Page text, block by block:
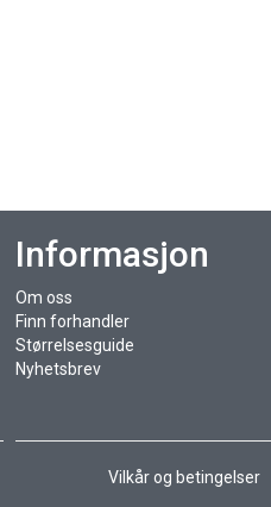
Informasjon
Om oss
Finn forhandler
Størrelsesguide
Nyhetsbrev
Vilkår og betingelser